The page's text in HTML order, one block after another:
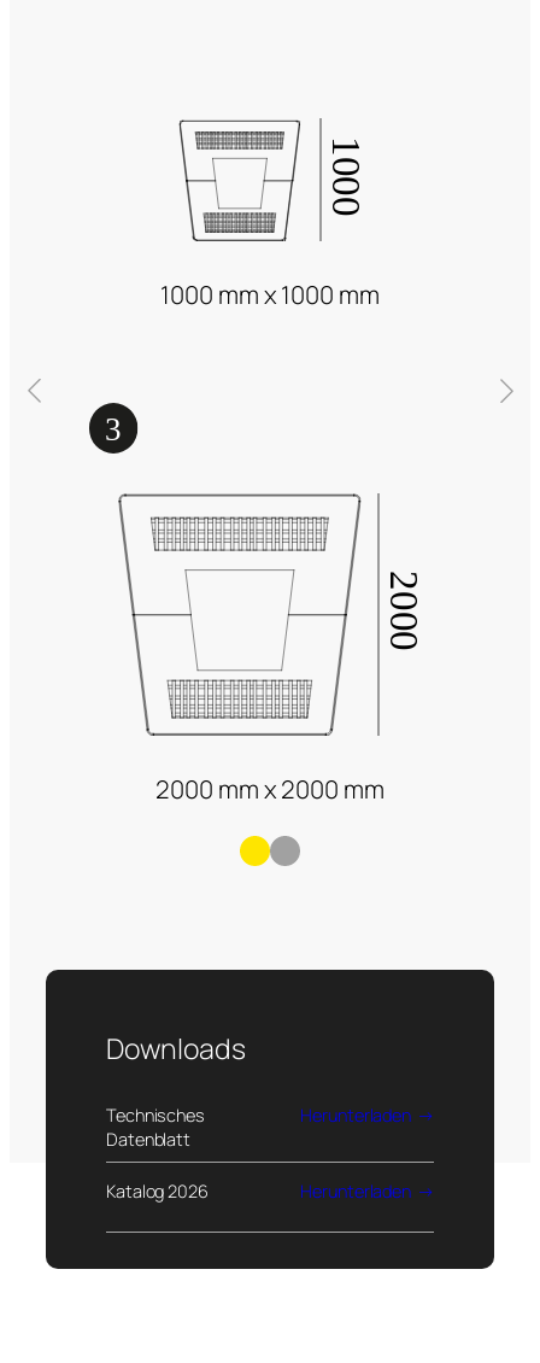
1000 mm x 1000 mm
2000 mm x 2000 mm
Downloads
Technisches
Datenblatt
Herunterladen
Katalog 2026 Herunterladen